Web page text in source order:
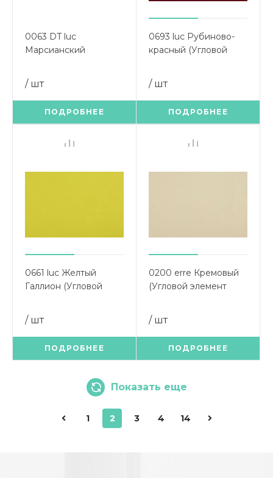
0063 DT luc
Марсианский
элемент 900х900)
/ шт
ПОДРОБНЕЕ
0693 luc Рубиново-
красный (Угловой
/ шт
ПОДРОБНЕЕ
0661 luc Желтый
Галлион (Угловой
/ шт
ПОДРОБНЕЕ
0200 erre Кремовый
(Угловой элемент
/ шт
ПОДРОБНЕЕ
Показать еще
1 2 3 4 14